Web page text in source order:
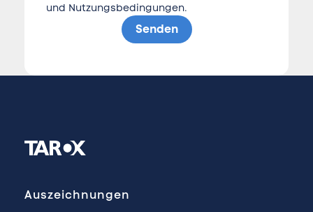
und Nutzungsbedingungen.
Senden
Auszeichnungen